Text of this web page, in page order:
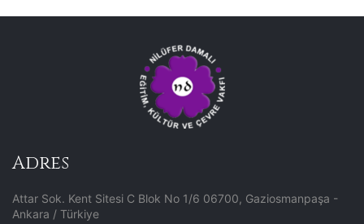
Adres
Attar Sok. Kent Sitesi C Blok No 1/6 06700, Gaziosmanpaşa -
Ankara / Türkiye